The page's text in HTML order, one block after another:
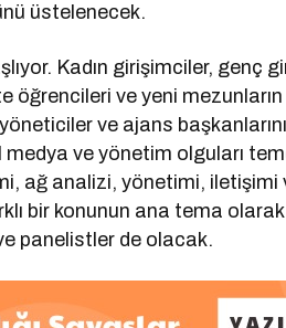
üstelenecek.
Kadın girişimciler, genç
ve yeni mezunların
ve ajans
ve yönetim olguları
ağ analizi, yönetimi, iletişimi
bir konunun ana tema
panelistler de olacak.